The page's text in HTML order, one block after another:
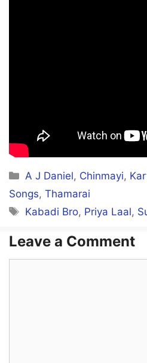
Categories
A J Daniel, Chinmayi,
Songs, Thamarai
Tags
Kabadi Bro, Priya Laal,
Leave a Comment